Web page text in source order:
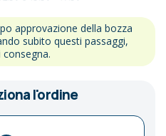
approvazione della bozza
subito questi passaggi,
l'ordine